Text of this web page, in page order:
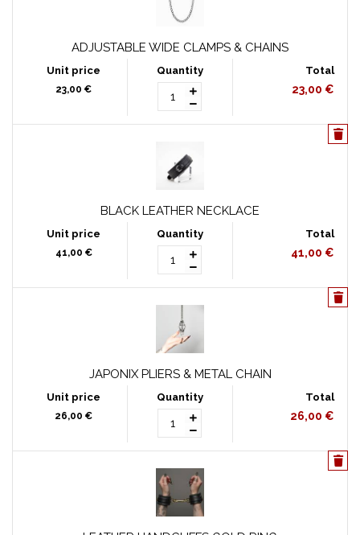
ADJUSTABLE WIDE CLAMPS & CHAINS
23,00 € 23,00 €
BLACK LEATHER NECKLACE
41,00 € 41,00 €
JAPONIX PLIERS & METAL CHAIN
26,00 € 26,00 €